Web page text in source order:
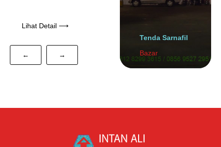
Lihat Detail ⟶
← →
Tenda Sarnafil
Bazar